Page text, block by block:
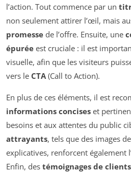
l’action. Tout commence par un
non seulement attirer l’œil, mais
promesse de l’offre. Ensuite, une
épurée est cruciale : il est
visuelle, afin que les visiteurs
vers le CTA (Call to Action).
En plus de ces éléments, il est
informations concises et
besoins et aux attentes du public
attrayants, tels que des images
explicatives, renforcent également
Enfin, des témoignages de clients